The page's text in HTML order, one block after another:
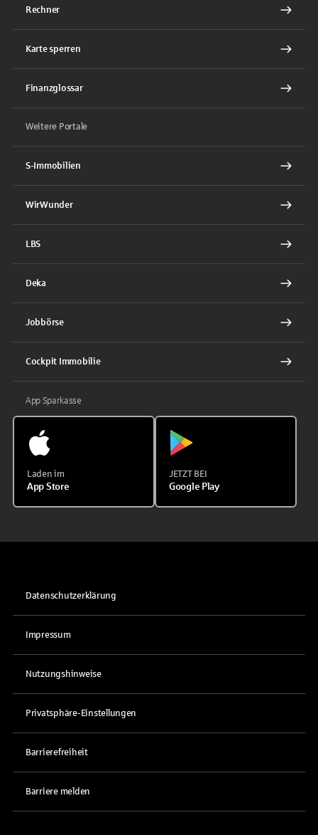
Rechner
Karte sperren
Finanzglossar
Weitere Portale
S-Immobilien
WirWunder
LBS
Deka
Jobbörse
Cockpit Immobilie
App Sparkasse
Laden im
App Store
JETZT BEI
Google Play
Datenschutzerklärung
Impressum
Nutzungshinweise
Privatsphäre-Einstellungen
Barrierefreiheit
Barriere melden